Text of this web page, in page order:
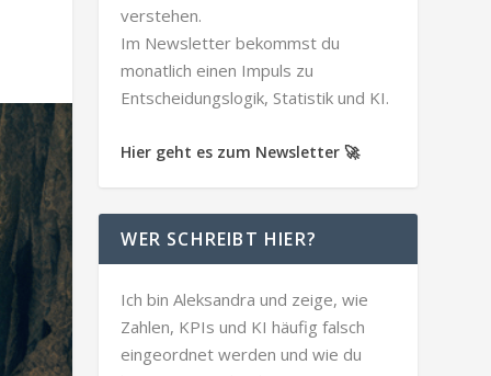
verstehen.
Im Newsletter bekommst du
monatlich einen Impuls zu
Entscheidungslogik, Statistik und KI.
Hier geht es zum Newsletter 🚀
WER SCHREIBT HIER?
Ich bin Aleksandra und zeige, wie
Zahlen, KPIs und KI häufig falsch
eingeordnet werden und wie du